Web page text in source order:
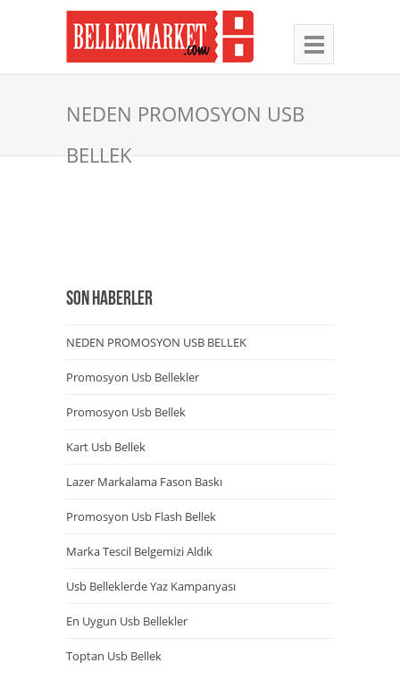
NEDEN PROMOSYON USB
BELLEK
SON HABERLER
NEDEN PROMOSYON USB BELLEK
Promosyon Usb Bellekler
Promosyon Usb Bellek
Kart Usb Bellek
Lazer Markalama Fason Baskı
Promosyon Usb Flash Bellek
Marka Tescil Belgemizi Aldık
Usb Belleklerde Yaz Kampanyası
En Uygun Usb Bellekler
Toptan Usb Bellek